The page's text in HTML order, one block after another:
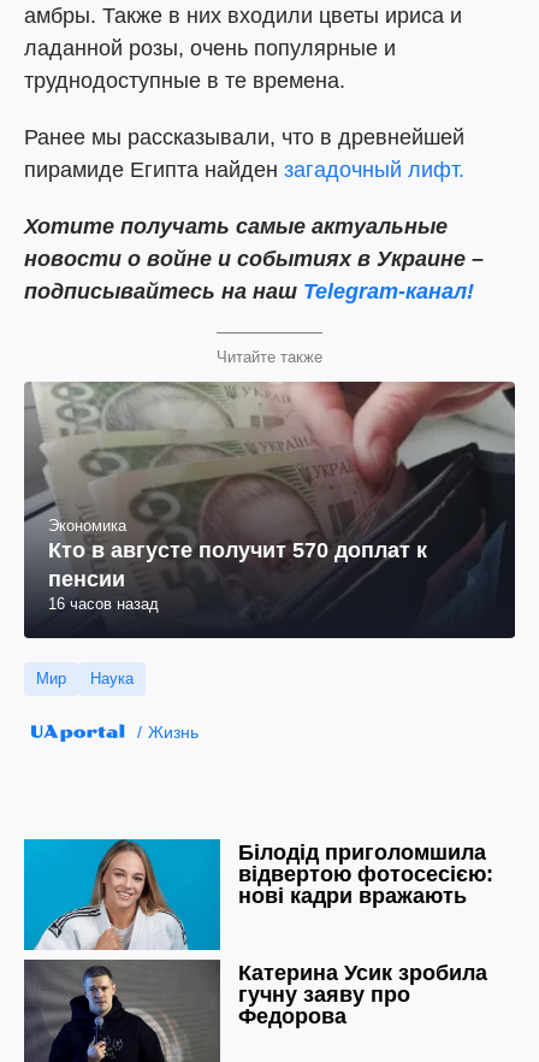
амбры. Также в них входили цветы ириса и
ладанной розы, очень популярные и
труднодоступные в те времена.
Ранее мы рассказывали, что в древнейшей
пирамиде Египта найден загадочный лифт.
Хотите получать самые актуальные
новости о войне и событиях в Украине –
подписывайтесь на наш Telegram-канал!
Читайте также
Экономика
Кто в августе получит 570 доплат к
пенсии
16 часов назад
Мир Наука
Жизнь